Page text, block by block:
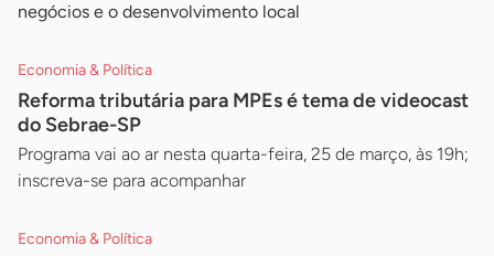
negócios e o desenvolvimento local
Economia & Política
Reforma tributária para MPEs é tema de videocast
do Sebrae-SP
Programa vai ao ar nesta quarta-feira, 25 de março, às 19h;
inscreva-se para acompanhar
Economia & Política